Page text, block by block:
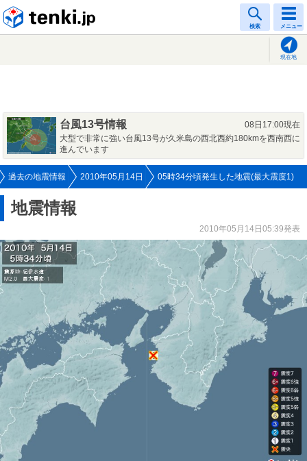
検索 メニュー
現在地
台風13号情報
08日17:00現在
大型で非常に強い台風13号が久米島の西北西約180kmを西南西に
進んでいます
過去の地震情報 2010年05月14日 05時34分頃発生した地震(最大震度1)
地震情報
2010年05月14日05:39発表